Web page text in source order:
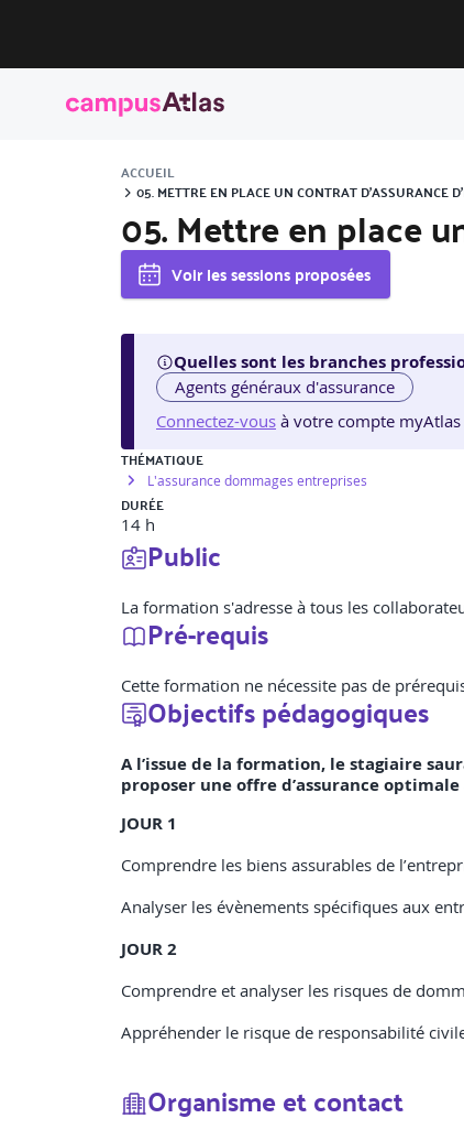
ACCUEIL
05. METTRE EN PLACE UN CONTRAT D’ASSURANCE
05. Mettre en place
Voir les sessions proposées
Quelles sont les branches
Agents généraux d'assurance
Connectez-vous à votre compte
THÉMATIQUE
L'assurance dommages entreprises
DURÉE
14 h
Public
La formation s'adresse à tous les
Pré-requis
Cette formation ne nécessite pas de
Objectifs pédagogiques
A l’issue de la formation, le stagiaire
proposer une offre d’assurance optimale
JOUR 1
Comprendre les biens assurables de
Analyser les évènements spécifiques aux
JOUR 2
Comprendre et analyser les risques de
Appréhender le risque de responsabilité
Organisme et contact